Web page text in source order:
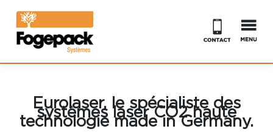
DécoupeEurolaser, le spécialiste des
systèmes laser CO2 haute
technologie made in Germany.